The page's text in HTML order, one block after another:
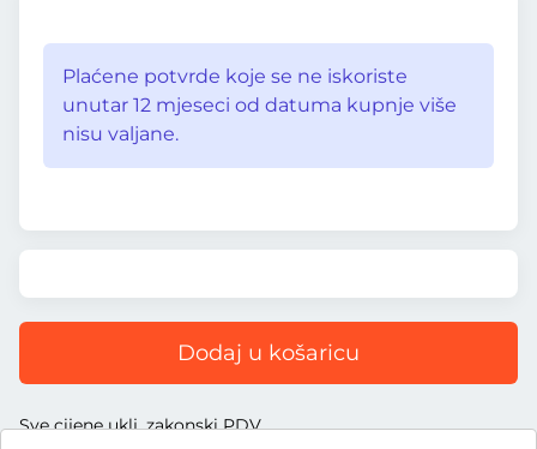
Plaćene potvrde koje se ne iskoriste
unutar 12 mjeseci od datuma kupnje više
nisu valjane.
Dodaj u košaricu
Sve cijene uklj. zakonski PDV